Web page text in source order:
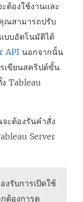
ต้องใช้งานและ
ณสามารถปรับ
บบอัตโนมัติได้
API นอกจากนั้น
เขียนสคริปต์ขั้น
Tableau
ะต้องรันคำสั่ง
Server
งรับการเปิดใช้
ต้องการดู